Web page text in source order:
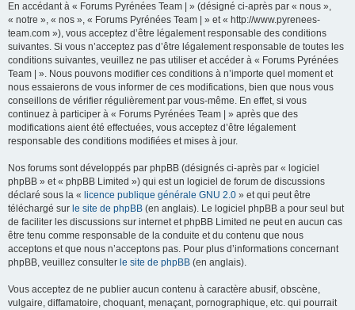
En accédant à « Forums Pyrénées Team | » (désigné ci-après par « nous »,
« notre », « nos », « Forums Pyrénées Team | » et « http://www.pyrenees-
team.com »), vous acceptez d’être légalement responsable des conditions
suivantes. Si vous n’acceptez pas d’être légalement responsable de toutes les
conditions suivantes, veuillez ne pas utiliser et accéder à « Forums Pyrénées
Team | ». Nous pouvons modifier ces conditions à n’importe quel moment et
nous essaierons de vous informer de ces modifications, bien que nous vous
conseillons de vérifier régulièrement par vous-même. En effet, si vous
continuez à participer à « Forums Pyrénées Team | » après que des
modifications aient été effectuées, vous acceptez d’être légalement
responsable des conditions modifiées et mises à jour.
Nos forums sont développés par phpBB (désignés ci-après par « logiciel
phpBB » et « phpBB Limited ») qui est un logiciel de forum de discussions
déclaré sous la « licence publique générale GNU 2.0 » et qui peut être
téléchargé sur le site de phpBB (en anglais). Le logiciel phpBB a pour seul but
de faciliter les discussions sur internet et phpBB Limited ne peut en aucun cas
être tenu comme responsable de la conduite et du contenu que nous
acceptons et que nous n’acceptons pas. Pour plus d’informations concernant
phpBB, veuillez consulter le site de phpBB (en anglais).
Vous acceptez de ne publier aucun contenu à caractère abusif, obscène,
vulgaire, diffamatoire, choquant, menaçant, pornographique, etc. qui pourrait